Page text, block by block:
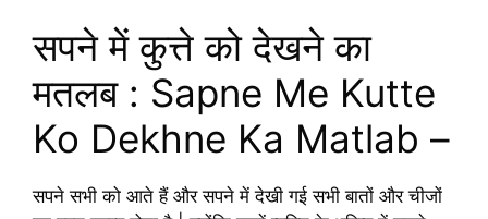
सपने में कुत्ते को देखने का
मतलब : Sapne Me Kutte
Ko Dekhne Ka Matlab –
सपने सभी को आते हैं और सपने में देखी गई सभी बातों और चीजों